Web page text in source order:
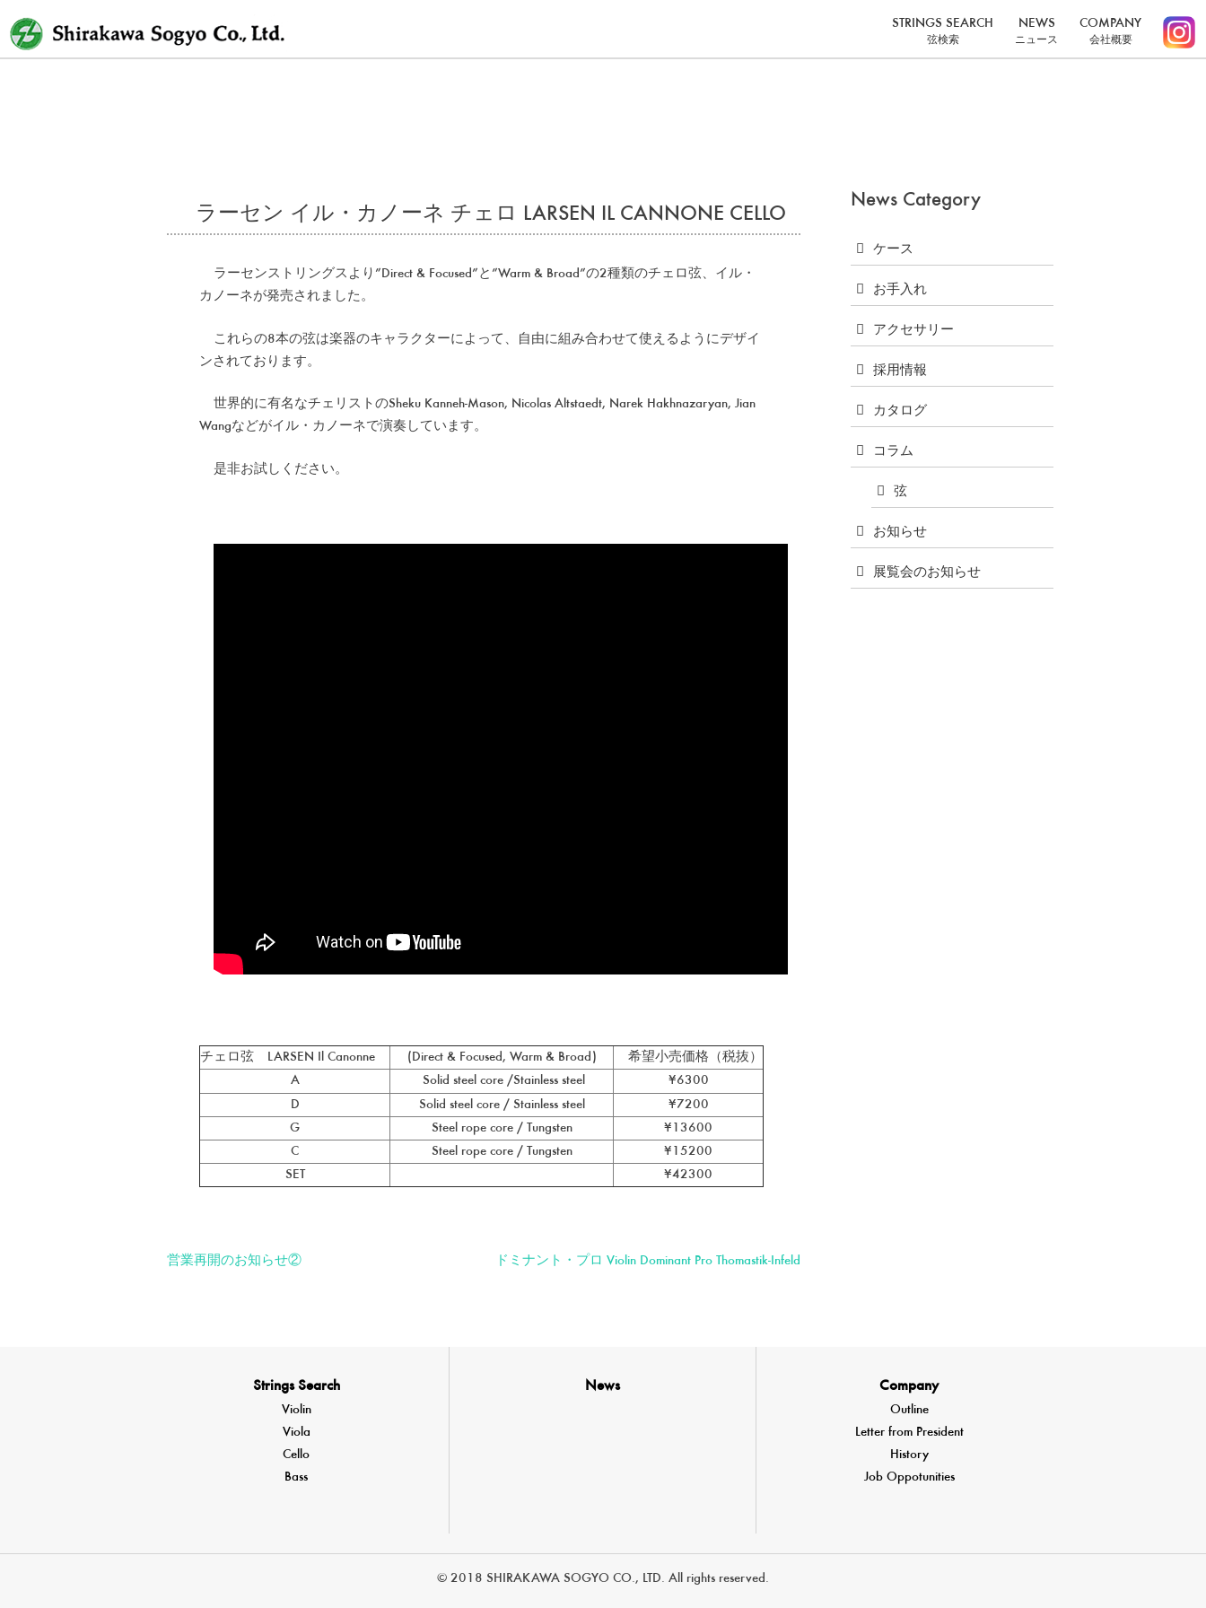
content
STRINGS SEARCH
弦検索
NEWS
ニュース
COMPANY
会社概要
ラーセン イル・カノーネ チェロ LARSEN IL CANNONE CELLO
ラーセンストリングスより”Direct & Focused”と”Warm & Broad”の2種類のチェロ弦、イル・
カノーネが発売されました。
これらの8本の弦は楽器のキャラクターによって、自由に組み合わせて使えるようにデザイ
ンされております。
世界的に有名なチェリストのSheku Kanneh-Mason, Nicolas Altstaedt, Narek Hakhnazaryan, Jian
Wangなどがイル・カノーネで演奏しています。
是非お試しください。
チェロ弦 LARSEN Il Canonne (Direct & Focused, Warm & Broad)
希望小売価格（税抜）
A
Solid steel core /Stainless steel
¥6300
D
Solid steel core / Stainless steel
¥7200
G
Steel rope core / Tungsten
¥13600
C
Steel rope core / Tungsten
¥15200
SET
¥42300
投
営業再開のお知らせ② ドミナント・プロ Violin Dominant Pro Thomastik-Infeld
News Category
ケース
お手入れ
アクセサリー
採用情報
カタログ
コラム
弦
お知らせ
展覧会のお知らせ
Strings Search
Violin
Viola
Cello
Bass
News Company
Outline
Letter from President
History
Job Oppotunities
© 2018 SHIRAKAWA SOGYO CO., LTD. All rights reserved.